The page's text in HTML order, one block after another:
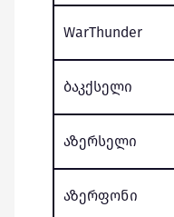
WarThunder
ბაკქსელი
აზერსელი
აზერფონი